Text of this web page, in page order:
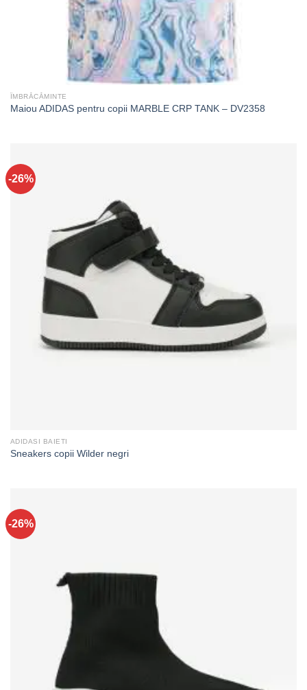
ÎMBRĂCĂMINTE
Maiou ADIDAS pentru copii MARBLE CRP TANK – DV2358
-26%
ADIDASI BAIETI
Sneakers copii Wilder negri
-26%